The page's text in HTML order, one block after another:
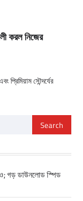
করল নিজের
প্রিমিয়াম সৌন্দর্যের
গড় ডাউনলোড স্পিড